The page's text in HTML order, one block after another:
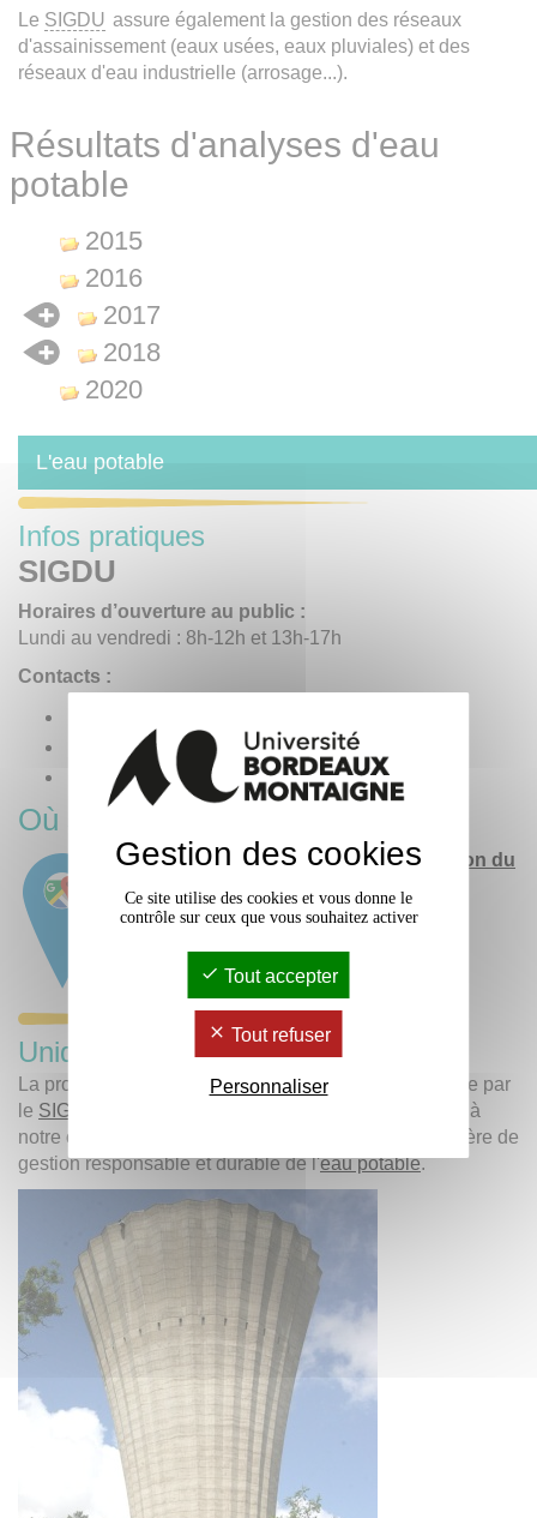
Le SIGDU assure également la gestion des réseaux
d'assainissement (eaux usées, eaux pluviales) et des
réseaux d'eau industrielle (arrosage...).
Résultats d'analyses d'eau
potable
2015
2016
2017
2018
2020
L'eau potable
Infos pratiques
SIGDU
Horaires d’ouverture au public :
Lundi au vendredi : 8h-12h et 13h-17h
Contacts :
Trouver un contact
Envoyer un mail
Où se trouve-t-il ?
Service Inter-établissements de Gestion du
12 avenue des Arts
Tramway ligne B, arrêt Montaigne
Unique en France
La production (captage) et la distribution d'eau potable par
le SIGDU
à l'Université Bordeaux Montaigne confère à
notre campus un caractère unique en France en matière de
gestion responsable et durable de l'eau potable.
Gestion des cookies
Ce site utilise des cookies et vous donne le
contrôle sur ceux que vous souhaitez activer
Tout accepter
Tout refuser
Personnaliser